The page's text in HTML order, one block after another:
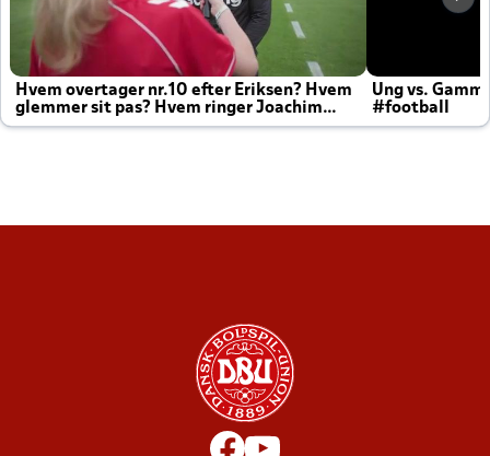
Hvem overtager nr.10 efter Eriksen? Hvem
glemmer sit pas? Hvem ringer Joachim
altid til efter kampe?
Ung vs.
#football